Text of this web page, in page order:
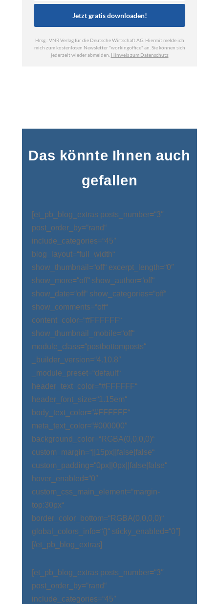
Das könnte Ihnen auch
gefallen
[et_pb_blog_extras posts_number=“3″
post_order_by=“rand“
include_categories=“45″
blog_layout=“full_width“
show_thumbnail=“off“ excerpt_length=“0″
show_more=“off“ show_author=“off“
show_date=“off“ show_categories=“off“
show_comments=“off“
content_color=“#FFFFFF“
show_thumbnail_mobile=“off“
module_class=“postbottomposts“
_builder_version=“4.10.8″
_module_preset=“default“
header_text_color=“#FFFFFF“
header_font_size=“1.15em“
body_text_color=“#FFFFFF“
meta_text_color=“#000000″
background_color=“RGBA(0,0,0,0)“
custom_margin=“||15px||false|false“
custom_padding=“0px||0px||false|false“
hover_enabled=“0″
custom_css_main_element=“margin-
top:30px“
border_color_bottom=“RGBA(0,0,0,0)“
global_colors_info=“{}“ sticky_enabled=“0″]
[/et_pb_blog_extras]
[et_pb_blog_extras posts_number=“3″
post_order_by=“rand“
include_categories=“45″